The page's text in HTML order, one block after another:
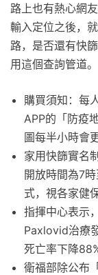
路上也有熱心網
輸入定位之後，
路，是否還有快
用這個查詢管道。
購買須知：每
APP的「防疫
圖每半小時會
家用快篩實名
開放時間為7
式，視各家健
指揮中心表示
Paxlovid治療
死亡率下降88%
衛福部除公布